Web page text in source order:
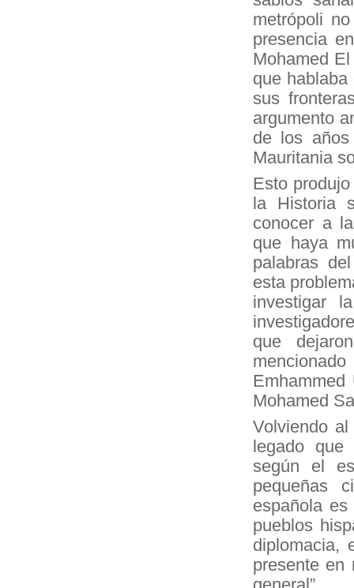
metrópoli
presencia
Mohamed
que
sus
argumento
de los
Mauritania
Esto
la Historia
conocer a
que haya
palabras
esta
investigar
que
Mohamed
Volviendo
legado que
según el
pequeñas
española
pueblos
diplomacia,
presente en